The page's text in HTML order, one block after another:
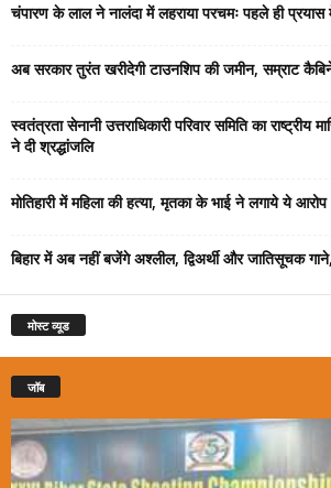
चंपारण के लाल ने नालंदा में लहराया परचमः पहले ही प्रयास
अब सरकार तुरंत खरीदेगी टाउनशिप की जमीन, सम्राट
स्वतंत्रता सेनानी उत्तराधिकारी परिवार समिति का
ने दी श्रद्धांजलि
मोतिहारी में महिला की हत्या, मृतका के भाई ने लगाये ये आरोप
बिहार में अब नहीं बजेंगे अश्लील, द्विअर्थी और जातिसूचक
मोस्ट व्यूड
जॉब